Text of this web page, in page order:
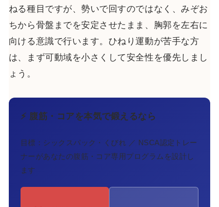
ねる種目ですが、勢いで回すのではなく、みぞお
ちから骨盤までを安定させたまま、胸郭を左右に
向ける意識で行います。ひねり運動が苦手な方
は、まず可動域を小さくして安全性を優先しまし
ょう。
⚡ 腹筋・コアを本気で鍛えるなら
目標：シックスパック・くびれ ／ NSCA認定トレー
ナーがあなたの腹筋・コア専用プログラムを設計し
ます